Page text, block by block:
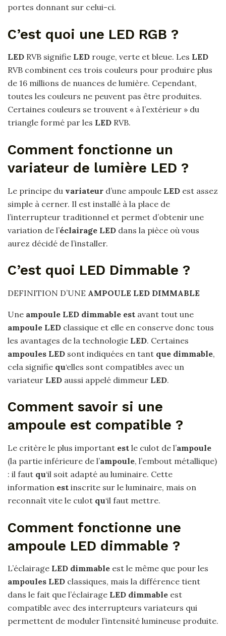
portes donnant sur celui-ci.
C’est quoi une LED RGB ?
LED RVB signifie LED rouge, verte et bleue. Les LED
RVB combinent ces trois couleurs pour produire plus
de 16 millions de nuances de lumière. Cependant,
toutes les couleurs ne peuvent pas être produites.
Certaines couleurs se trouvent « à l’extérieur » du
triangle formé par les LED RVB.
Comment fonctionne un
variateur de lumière LED ?
Le principe du variateur d’une ampoule LED est assez
simple à cerner. Il est installé à la place de
l’interrupteur traditionnel et permet d’obtenir une
variation de l’éclairage LED dans la pièce où vous
aurez décidé de l’installer.
C’est quoi LED Dimmable ?
DEFINITION D’UNE AMPOULE LED DIMMABLE
Une ampoule LED dimmable est avant tout une
ampoule LED classique et elle en conserve donc tous
les avantages de la technologie LED. Certaines
ampoules LED sont indiquées en tant que dimmable,
cela signifie qu‘elles sont compatibles avec un
variateur LED aussi appelé dimmeur LED.
Comment savoir si une
ampoule est compatible ?
Le critère le plus important est le culot de l’ampoule
(la partie inférieure de l’ampoule, l’embout métallique)
: il faut qu‘il soit adapté au luminaire. Cette
information est inscrite sur le luminaire, mais on
reconnaît vite le culot qu‘il faut mettre.
Comment fonctionne une
ampoule LED dimmable ?
L’éclairage LED dimmable est le même que pour les
ampoules LED classiques, mais la différence tient
dans le fait que l’éclairage LED dimmable est
compatible avec des interrupteurs variateurs qui
permettent de moduler l’intensité lumineuse produite.